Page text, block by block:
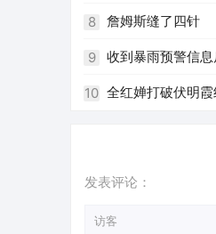
8 詹姆斯缝了四针
9 收到暴雨预警信
10 全红婵打破伏明
发表评论：